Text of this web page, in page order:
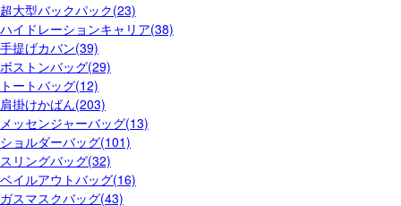
超大型バックパック(23)
ハイドレーションキャリア(38)
手提げカバン(39)
ボストンバッグ(29)
トートバッグ(12)
肩掛けかばん(203)
メッセンジャーバッグ(13)
ショルダーバッグ(101)
スリングバッグ(32)
ベイルアウトバッグ(16)
ガスマスクバッグ(43)